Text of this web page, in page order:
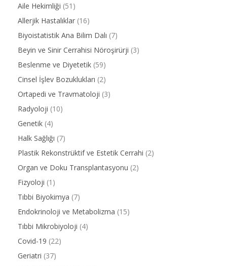
Aile Hekimliği (51)
Allerjik Hastalıklar (16)
Biyoistatistik Ana Bilim Dalı (7)
Beyin ve Sinir Cerrahisi Nöroşirürji (3)
Beslenme ve Diyetetik (59)
Cinsel İşlev Bozuklukları (2)
Ortapedi ve Travmatoloji (3)
Radyoloji (10)
Genetik (4)
Halk Sağlığı (7)
Plastik Rekonstrüktif ve Estetik Cerrahi (2)
Organ ve Doku Transplantasyonu (2)
Fizyoloji (1)
Tıbbi Biyokimya (7)
Endokrinoloji ve Metabolizma (15)
Tıbbi Mikrobiyoloji (4)
Covid-19 (22)
Geriatri (37)